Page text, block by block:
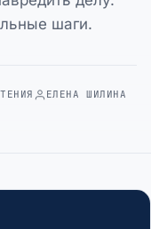
шаги.
ЕЛЕНА ШИЛИНА